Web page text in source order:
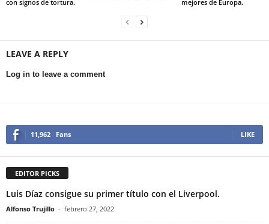
con signos de tortura.
mejores de Europa.
LEAVE A REPLY
Log in to leave a comment
11,962 Fans LIKE
EDITOR PICKS
Luis Díaz consigue su primer título con el Liverpool.
Alfonso Trujillo - febrero 27, 2022